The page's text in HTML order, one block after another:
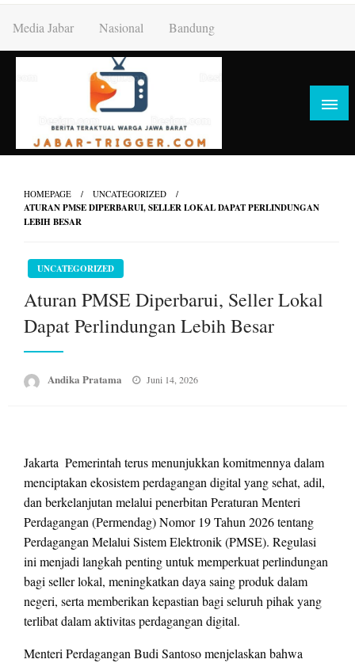
content
Media Jabar Nasional Bandung
HOMEPAGE UNCATEGORIZED
ATURAN PMSE DIPERBARUI, SELLER LOKAL DAPAT PERLINDUNGAN
LEBIH BESAR
UNCATEGORIZED
Aturan PMSE Diperbarui, Seller Lokal
Dapat Perlindungan Lebih Besar
Andika Pratama
Posted
Juni 14, 2026
Jakarta  Pemerintah terus menunjukkan komitmennya dalam
menciptakan ekosistem perdagangan digital yang sehat, adil,
dan berkelanjutan melalui penerbitan Peraturan Menteri
Perdagangan (Permendag) Nomor 19 Tahun 2026 tentang
Perdagangan Melalui Sistem Elektronik (PMSE). Regulasi
ini menjadi langkah penting untuk memperkuat perlindungan
bagi seller lokal, meningkatkan daya saing produk dalam
negeri, serta memberikan kepastian bagi seluruh pihak yang
terlibat dalam aktivitas perdagangan digital.
Menteri Perdagangan Budi Santoso menjelaskan bahwa